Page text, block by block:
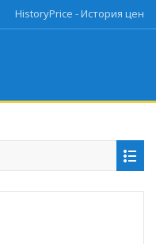
HistoryPrice - История цен